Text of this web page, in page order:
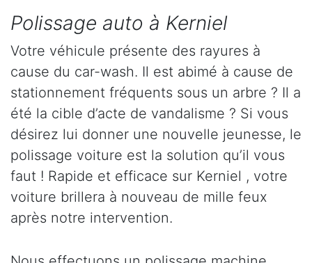
Polissage auto à Kerniel
Votre véhicule présente des rayures à
cause du car-wash. Il est abimé à cause de
stationnement fréquents sous un arbre ? Il a
été la cible d’acte de vandalisme ? Si vous
désirez lui donner une nouvelle jeunesse, le
polissage voiture est la solution qu’il vous
faut ! Rapide et efficace sur Kerniel , votre
voiture brillera à nouveau de mille feux
après notre intervention.